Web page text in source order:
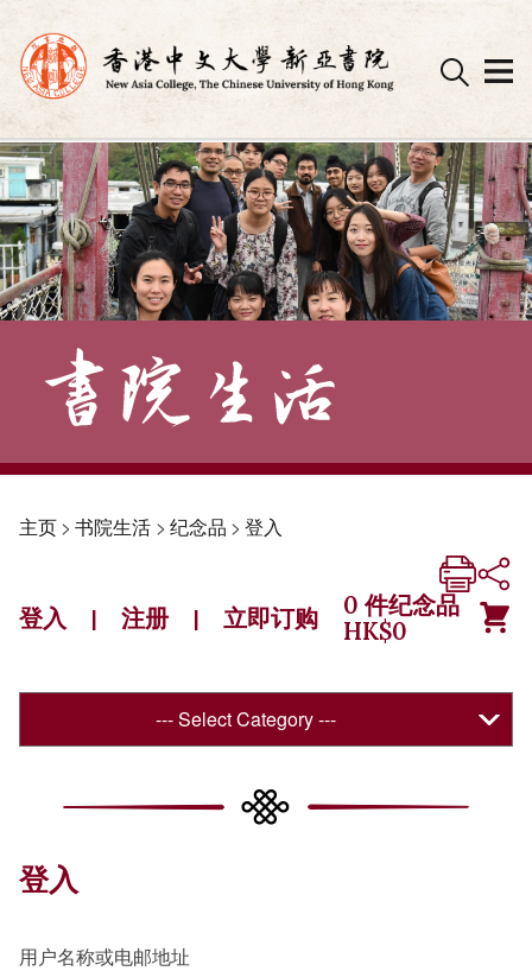
Skip
to
content
主页> 书院生活 > 纪念品 > 登入
登入 | 注册 | 立即订购 0 件纪念品
HK$0
--- Select Category ---
登入
用户名称或电邮地址